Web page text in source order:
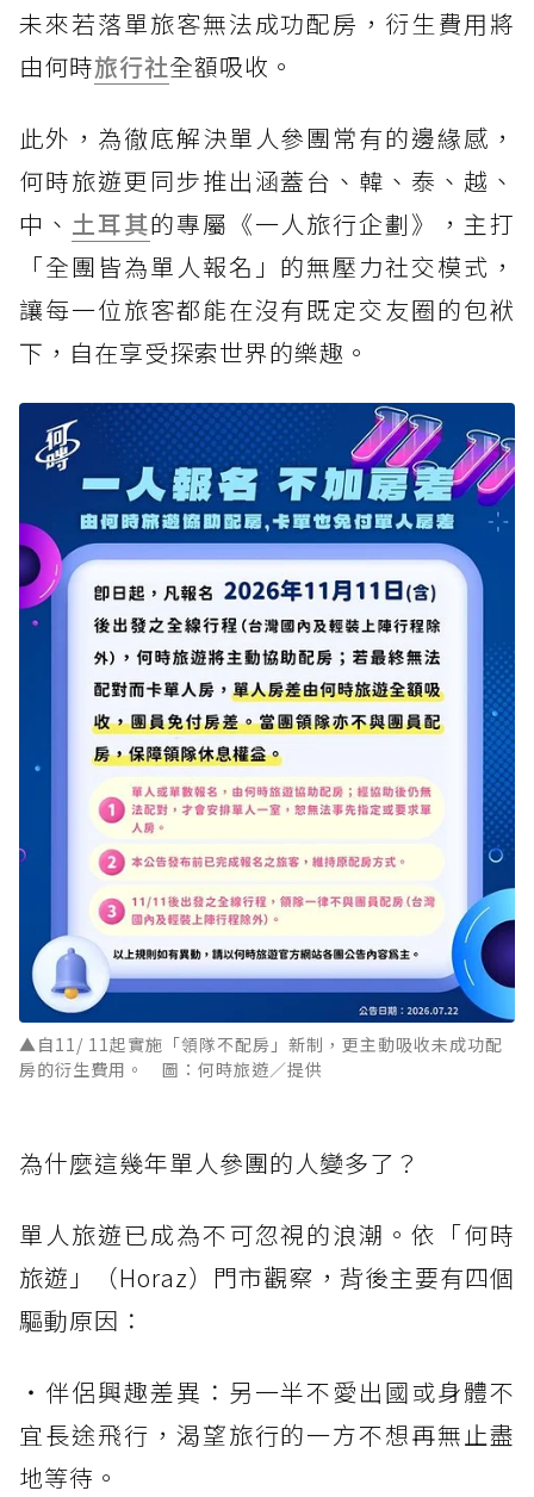
未來若落單旅客無法成功配房，衍生費用將
由何時旅行社全額吸收。
此外，為徹底解決單人參團常有的邊緣感，
何時旅遊更同步推出涵蓋台、韓、泰、越、
中、 土耳其的專屬《一人旅行企劃》，主打
「全團皆為單人報名」的無壓力社交模式，
讓每一位旅客都能在沒有既定交友圈的包袱
下，自在享受探索世界的樂趣。
▲自11/ 11起實施「領隊不配房」新制，更主動吸收未成功配
房的衍生費用。 圖：何時旅遊／提供
為什麼這幾年單人參團的人變多了？
單人旅遊已成為不可忽視的浪潮。依「何時
旅遊」（Horaz）門市觀察，背後主要有四個
驅動原因：
・伴侶興趣差異：另一半不愛出國或身體不
宜長途飛行，渴望旅行的一方不想再無止盡
地等待。